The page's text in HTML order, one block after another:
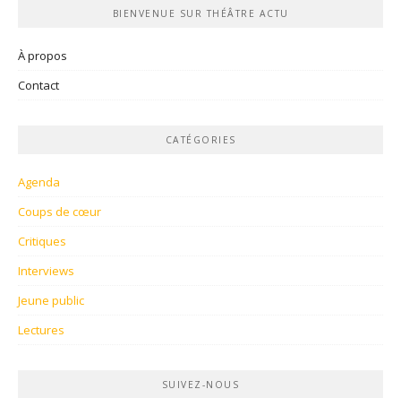
BIENVENUE SUR THÉÂTRE ACTU
À propos
Contact
CATÉGORIES
Agenda
Coups de cœur
Critiques
Interviews
Jeune public
Lectures
SUIVEZ-NOUS